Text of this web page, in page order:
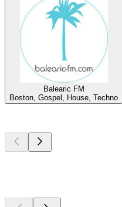
Balearic FM
Boston, Gospel, House, Techno